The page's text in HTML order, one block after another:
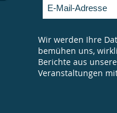
Wir werden Ihre
bemühen uns,
Berichte aus
Veranstaltungen